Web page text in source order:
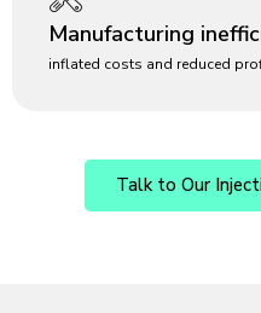
Manufacturing
inflated costs and reduced
Talk to Our